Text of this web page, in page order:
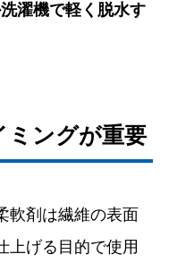
濯機で軽く脱水す
ミングが重要
軟剤は繊維の表面
上げる目的で使用